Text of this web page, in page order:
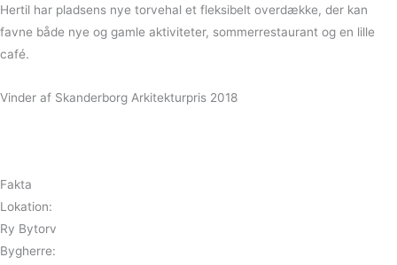
Hertil har pladsens nye torvehal et fleksibelt overdække, der kan
favne både nye og gamle aktiviteter, sommerrestaurant og en lille
café.
Vinder af Skanderborg Arkitekturpris 2018
Fakta
Lokation:
Ry Bytorv
Bygherre: